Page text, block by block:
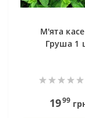
М'ята
Груша 1
1999